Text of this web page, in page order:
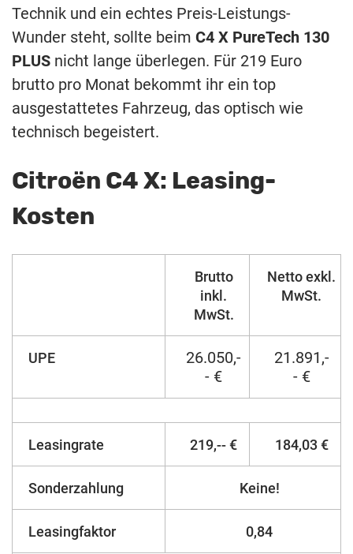
Technik und ein echtes Preis-Leistungs-
Wunder steht, sollte beim C4 X PureTech 130
PLUS nicht lange überlegen. Für 219 Euro
brutto pro Monat bekommt ihr ein top
ausgestattetes Fahrzeug, das optisch wie
technisch begeistert.
Citroën C4 X: Leasing-
Kosten
Brutto
inkl.
MwSt.
Netto exkl.
MwSt.
UPE
26.050,-
- €
21.891,-
- €
Leasingrate 219,-- € 184,03 €
Sonderzahlung Keine!
Leasingfaktor 0,84